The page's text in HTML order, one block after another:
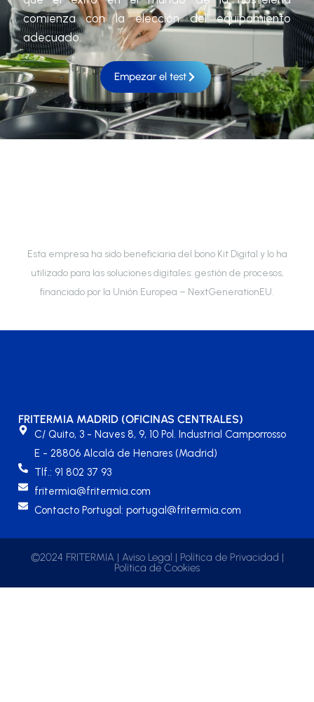
comienza con la elección del equipamiento
adecuado.
Empezar el test
Esta empresa ha sido beneficiaria del bono Kit Digital y lo ha
utilizado para las soluciones digitales: gestión de procesos,
financiado por la Unión Europea – NextGenerationEU.
FRITERMIA MADRID (OFICINAS CENTRALES)
C/ Quito, 3 - Naves 8, 9, 10 Pol. Industrial Camporrosso
E - 28806 Alcalá de Henares (Madrid)
Tlf.: 91 802 37 93
fritermia@fritermia.com
Contacto Portugal: portugal@fritermia.com
©2024 FRITERMIA | Aviso Legal | Política de Privacidad |
Política de Cookies